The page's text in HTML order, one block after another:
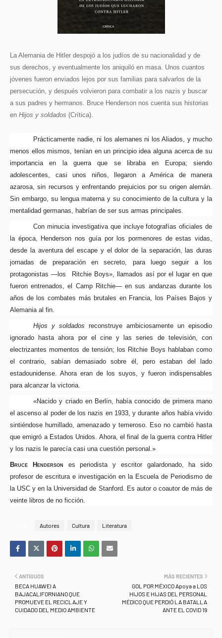
La Alemania de Hitler despojó a los judíos de su nacionalidad y de
sus derechos, y eventualmente los aniquiló en masa. Unos cuantos
jóvenes fueron enviados lejos por sus familias para salvarlos de la
persecución, y después volvieron para combatir a los nazis y buscar
a sus padres y hermanos. Bruce Henderson nos cuenta sus historias
en Hijos y soldados (Crítica).
Prácticamente nadie, ni los alemanes ni los Aliados, y mucho
menos ellos mismos, tenían en un principio idea alguna acerca de su
importancia en la guerra que se libraba en Europa; siendo
adolescentes, casi unos niños, llegaron a América de manera
azarosa, sin recursos y enfrentando prejuicios por su origen alemán.
Sin embargo, su lengua materna y su conocimiento de la cultura y la
mentalidad germanas, habrían de ser sus armas principales.
Con minucia investigativa que incluye fotografías oficiales de
la época, Henderson nos guía por los pormenores de estas vidas,
desde la aventura del escape y el dolor de la separación, las duras
jornadas de preparación en secreto, para luego seguir a los
protagonistas —los
Ritchie Boys», llamados así por el lugar en que
fueron entrenados, el Camp Ritchie— en sus andanzas durante los
años de los combates más brutales en Francia, los Países Bajos y
Alemania al fin.
Hijos y soldadosreconstruye ambiciosamente un episodio
ignorado hasta ahora por el cine y las series de televisión, con
electrizantes momentos de tensión; los Ritchie Boys hablaban como
el contrario, sabían demasiado sobre él, pero estaban del lado
estadounidense. Ahora eran de los suyos, y fueron indispensables
para alcanzar la victoria.
«Nacido y criado en Berlín, había conocido de primera mano
el ascenso al poder de los nazis en 1933, y durante años había vivido
sintiéndose humillado, amenazado y temeroso. Eso no cambió hasta
que emigró a Estados Unidos. Ahora, el final de la guerra contra Hitler
y los nazis le parecía casi una cuestión personal.»
Bruce Henderson es periodista y escritor galardonado, ha sido
profesor de escritura e investigación en la Escuela de Periodismo de
la USC y en la Universidad de Stanford. Es autor o coautor de más de
veinte libros de no ficción.
Autores Cultura Literatura
MÁS RECIENTES
GOL POR MÉXICO Apoya a LOS
HIJOS E HIJAS DEL PERSONAL
MÉDICO QUE PERDIÓ LA BATALLA
ANTE EL COVID 19
ANTIGUOS
BECA HUAWEI A
BAJACALIFORNIANO QUE
PROMUEVE EL RECICLAJE Y
CUIDADO DEL MEDIO AMBIENTE